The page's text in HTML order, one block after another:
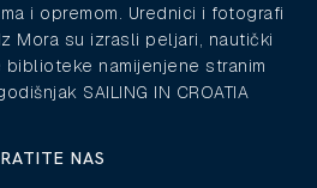
i opremom. Urednici i fotografi
Mora su izrasli peljari, nautički
namijenjene stranim
SAILING IN CROATIA
NAS